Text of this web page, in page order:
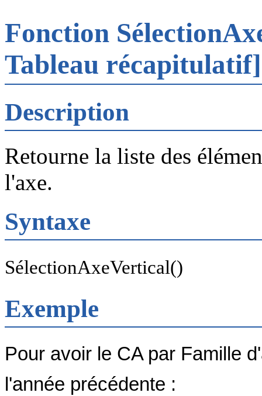
Fonction
Tableau récapitulatif]
Description
Retourne la liste des
l'axe.
Syntaxe
SélectionAxeVertical()
Exemple
Pour avoir le CA par Famille
l'année précédente :